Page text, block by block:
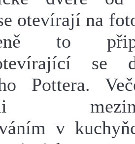
otevírají na
to
se
Pottera.
v